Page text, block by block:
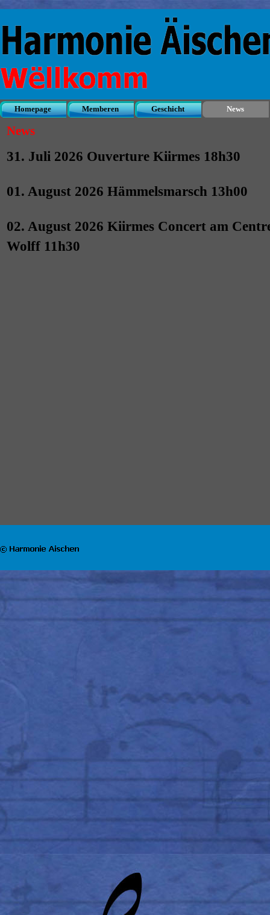
Homepage Memberen ▼
Geschicht ▼
News
News
31. Juli 2026 Ouverture Kiirmes 18h30
01. August 2026 Hämmelsmarsch 13h00
02. August 2026 Kiirmes Concert am
Wolff 11h30
Zurück zum Seiteninhalt